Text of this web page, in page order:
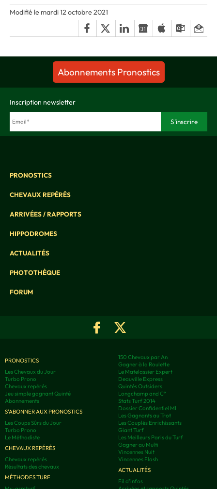
Modifié le mardi 12 octobre 2021
Abonnements Pronostics
Inscription newsletter
PRONOSTICS
CHEVAUX REPÉRÉS
ARRIVÉES / RAPPORTS
HIPPODROMES
ACTUALITÉS
PHOTOTHÈQUE
FORUM
PRONOSTICS
Les Chevaux du Jour
Turbo Prono
Chevaux repérés
Jeu simple gagnant Quinté
Abonnements
S'ABONNER AUX PRONOSTICS
Les Coups Sûrs du Jour
Turbo Prono
Le Méthodiste
CHEVAUX REPÉRÉS
Chevaux repérés
Résultats des chevaux
MÉTHODES TURF
150 Chevaux par An
Gagner à la Roulette
Le Matelassier Expert
Deauville Express
Quintés Outsiders
Longchamp and C°
Stats Turf 2014
Dossier Confidentiel MI
Les Gagnants au Trot
Les Couplés Enrichissants
Giant Turf
Les Meilleurs Paris du Turf
Gagner au Multi
Vincennes Nuit
Vincennes Flash
ACTUALITÉS
Fil d'infos